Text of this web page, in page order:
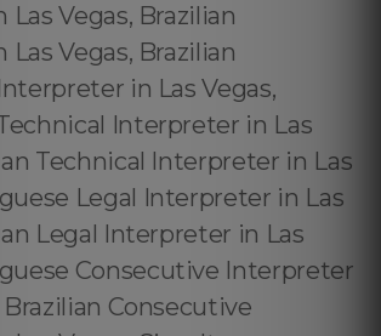
Vegas, Brazilian
Vegas, Brazilian
in Las Vegas,
Interpreter in Las
Technical Interpreter in Las
Legal Interpreter in Las
Legal Interpreter in Las
Consecutive Interpreter
Brazilian Consecutive